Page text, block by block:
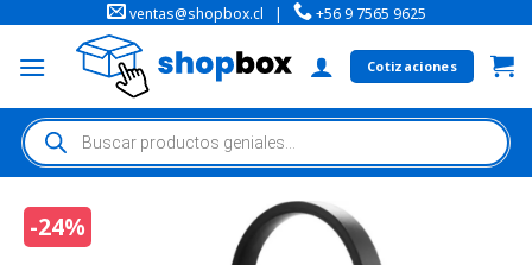
ventas@shopbox.cl | +56 9 7565 9625
Cotizaciones
-24%